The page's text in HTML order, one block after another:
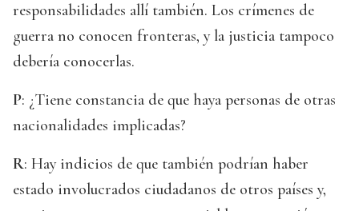
responsabilidades allí también. Los crímenes de
guerra no conocen fronteras, y la justicia tampoco
debería conocerlas.
P: ¿Tiene constancia de que haya personas de otras
nacionalidades implicadas?
R: Hay indicios de que también podrían haber
estado involucrados ciudadanos de otros países y,